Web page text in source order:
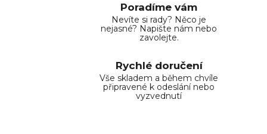
Poradíme vám
Nevíte si rady? Něco je
nejasné? Napište nám nebo
zavolejte.
Rychlé doručení
Vše skladem a během chvíle
připravené k odeslání nebo
vyzvednutí